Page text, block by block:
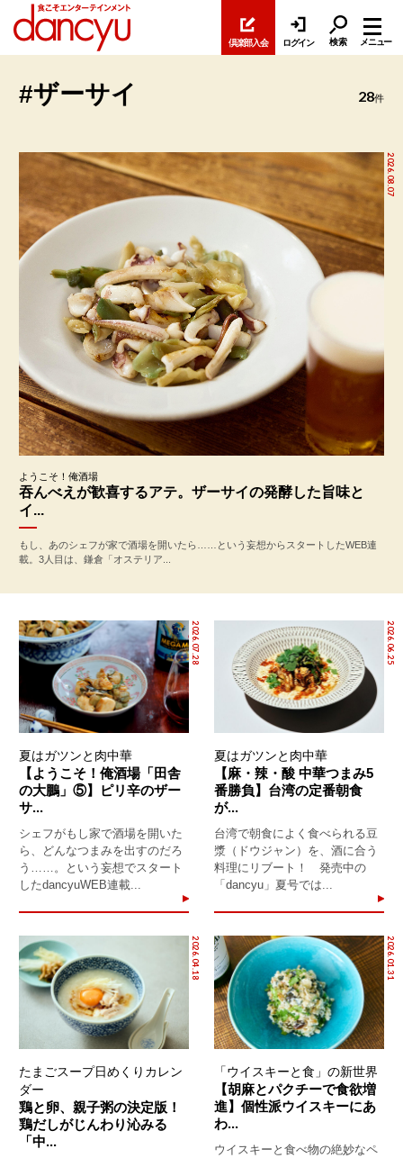
倶楽部入会 ログイン 検索 メニュー
#ザーサイ 28件
2026.08.07
ようこそ！俺酒場
吞んべえが歓喜するアテ。ザーサイの発酵した旨味と
イ...
もし、あのシェフが家で酒場を開いたら……という妄想からスタートしたWEB連
載。3人目は、鎌倉「オステリア...
2026.07.28
夏はガツンと肉中華
【ようこそ！俺酒場「田舎
の大鵬」⑤】ピリ辛のザー
サ...
シェフがもし家で酒場を開いた
ら、どんなつまみを出すのだろ
う……。という妄想でスタート
したdancyuWEB連載...
2026.06.25
夏はガツンと肉中華
【麻・辣・酸 中華つまみ5
番勝負】台湾の定番朝食
が...
台湾で朝食によく食べられる豆
漿（ドウジャン）を、酒に合う
料理にリブート！ 発売中の
「dancyu」夏号では...
2026.04.18
たまごスープ日めくりカレン
ダー
鶏と卵、親子粥の決定版！
鶏だしがじんわり沁みる
「中...
2026.01.31
「ウイスキーと食」の新世界
【胡麻とパクチーで食欲増
進】個性派ウイスキーにあ
わ...
ウイスキーと食べ物の絶妙なペ